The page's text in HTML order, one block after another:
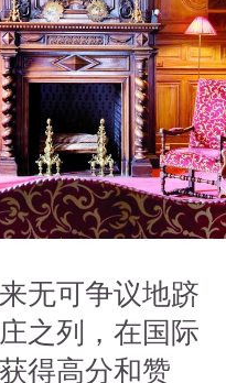
无可争议地跻
之列，在国际
得高分和赞